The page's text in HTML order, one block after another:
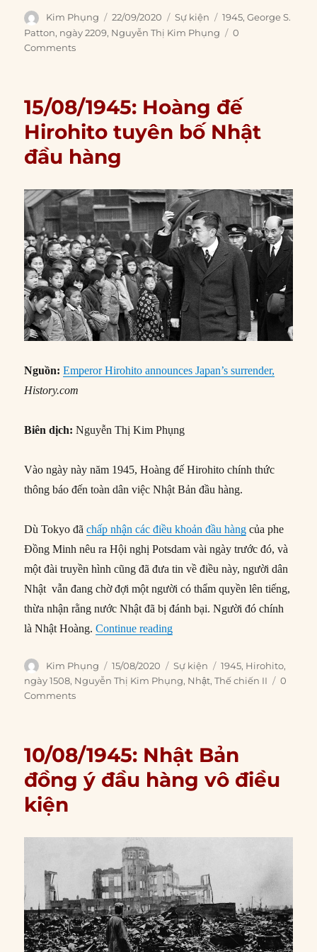
Author
Kim Phụng
Posted
on
22/09/2020 Categories
Sự kiện Tags
1945,George S.
Patton, ngày 2209, Nguyễn Thị Kim Phụng
0
Comments
15/08/1945: Hoàng đế
Hirohito tuyên bố Nhật
đầu hàng
Nguồn:Emperor Hirohito announces Japan’s surrender,
History.com
Biên dịch: Nguyễn Thị Kim Phụng
Vào ngày này năm 1945, Hoàng đế Hirohito chính thức
thông báo đến toàn dân việc Nhật Bản đầu hàng.
Dù Tokyo đãchấp nhận các điều khoản đầu hàng của phe
Đồng Minh nêu ra Hội nghị Potsdam vài ngày trước đó, và
một đài truyền hình cũng đã đưa tin về điều này, người dân
Nhật vẫn đang chờ đợi một người có thẩm quyền lên tiếng,
thừa nhận rằng nước Nhật đã bị đánh bại. Người đó chính
là Nhật Hoàng.Continue reading“15/08/1945: Hoàng đế
Author
Kim Phụng
Posted
on
15/08/2020 Categories
Sự kiện Tags
1945, Hirohito,
ngày 1508, Nguyễn Thị Kim Phụng, Nhật,Thế chiến II
0
Comments
10/08/1945: Nhật Bản
đồng ý đầu hàng vô điều
kiện